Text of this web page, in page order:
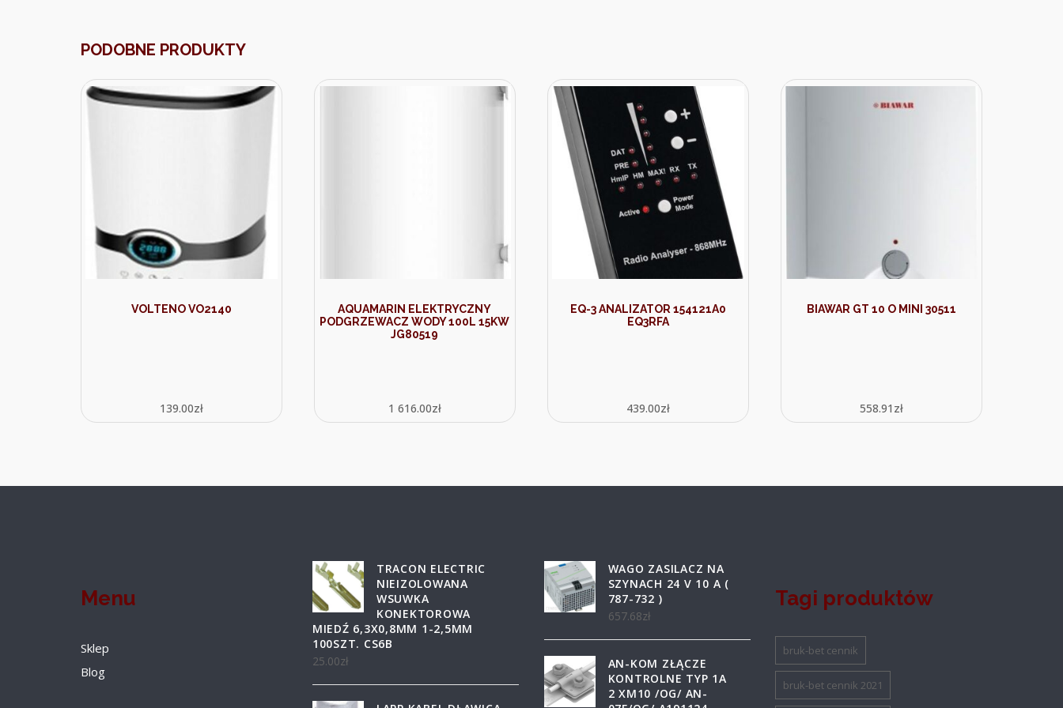
PODOBNE PRODUKTY
VOLTENO VO2140
139.00zł
AQUAMARIN ELEKTRYCZNY
PODGRZEWACZ WODY 100L 15KW
JG80519
1 616.00zł
EQ-3 ANALIZATOR 154121A0
EQ3RFA
439.00zł
BIAWAR GT 10 O MINI 30511
558.91 zł
Menu
Sklep
Blog
TRACON ELECTRIC
NIEIZOLOWANA
WSUWKA
KONEKTOROWA
MIEDŹ 6,3X0,8MM 1-2,5MM
100SZT. CS6B
25.00zł
WAGO ZASILACZ NA
SZYNACH 24 V 10 A (
787-732 )
657.68zł
AN-KOM ZŁĄCZE
KONTROLNE TYP 1A
2 XM10 /OG/ AN-
Tagi produktów
bruk-bet cennik
bruk-bet cennik 2021